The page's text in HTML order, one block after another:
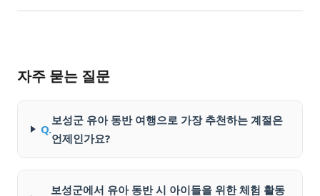
자주 묻는 질문
Q.
보성군 유아 동반 여행으로 가장 추천하는 계절은
언제인가요?
보성군에서 유아 동반 시 아이들을 위한 체험 활동